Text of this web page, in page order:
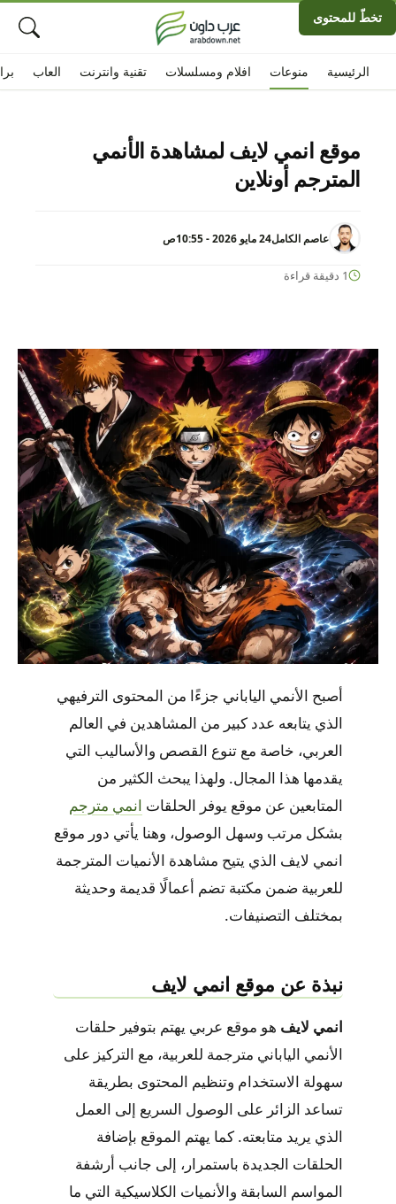
تخطّ للمحتوى
الرئيسية افلام ومسلسلات تقنية وانترنت العاب منوعات
موقع انمي لايف لمشاهدة الأنمي
المترجم أونلاين
عاصم الكامل24 مايو 2026 - 10:55ص
1 دقيقة قراءة
أصبح الأنمي الياباني جزءًا من المحتوى الترفيهي
الذي يتابعه عدد كبير من المشاهدين في العالم
العربي، خاصة مع تنوع القصص والأساليب التي
يقدمها هذا المجال. ولهذا يبحث الكثير من
المتابعين عن موقع يوفر الحلقات انمي مترجم
بشكل مرتب وسهل الوصول، وهنا يأتي دور موقع
انمي لايف الذي يتيح مشاهدة الأنميات المترجمة
للعربية ضمن مكتبة تضم أعمالًا قديمة وحديثة
بمختلف التصنيفات.
نبذة عن موقع انمي لايف
انمي لايف هو موقع عربي يهتم بتوفير حلقات
الأنمي الياباني مترجمة للعربية، مع التركيز على
سهولة الاستخدام وتنظيم المحتوى بطريقة
تساعد الزائر على الوصول السريع إلى العمل
الذي يريد متابعته. كما يهتم الموقع بإضافة
الحلقات الجديدة باستمرار، إلى جانب أرشفة
المواسم السابقة والأنميات الكلاسيكية التي ما